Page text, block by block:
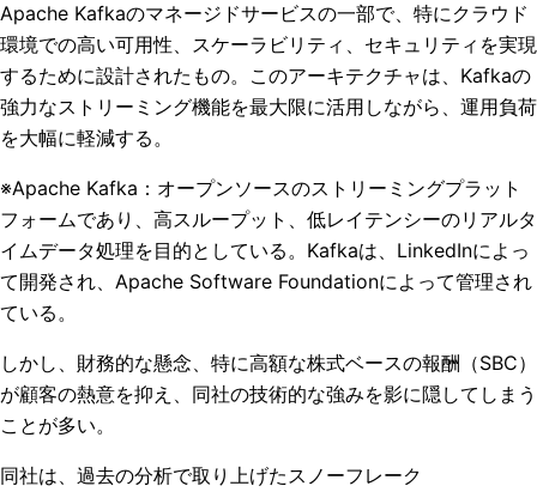
Apache Kafkaのマネージドサービスの一部で、特にクラウド
環境での高い可用性、スケーラビリティ、セキュリティを実現
するために設計されたもの。このアーキテクチャは、Kafkaの
強力なストリーミング機能を最大限に活用しながら、運用負荷
を大幅に軽減する。
※Apache Kafka：オープンソースのストリーミングプラット
フォームであり、高スループット、低レイテンシーのリアルタ
イムデータ処理を目的としている。Kafkaは、LinkedInによっ
て開発され、Apache Software Foundationによって管理され
ている。
しかし、財務的な懸念、特に高額な株式ベースの報酬（SBC）
が顧客の熱意を抑え、同社の技術的な強みを影に隠してしまう
ことが多い。
同社は、過去の分析で取り上げたスノーフレーク